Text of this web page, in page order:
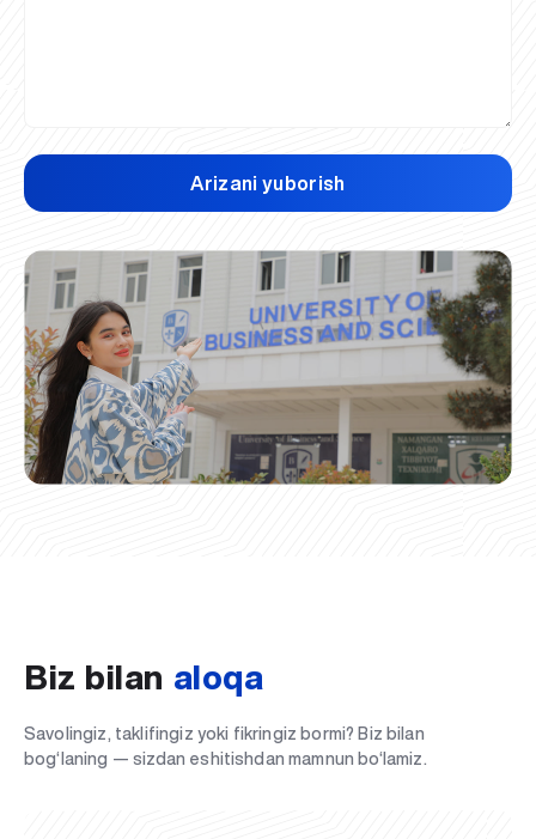
Arizani yuborish
Biz bilan aloqa
Savolingiz, taklifingiz yoki fikringiz bormi? Biz bilan
bog‘laning — sizdan eshitishdan mamnun bo‘lamiz.